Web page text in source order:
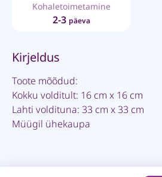
Kohaletoimetamine
2-3 päeva
Kirjeldus
Toote mõõdud:
Kokku volditult: 16 cm x 16 cm
Lahti voldituna: 33 cm x 33 cm
Müügil ühekaupa